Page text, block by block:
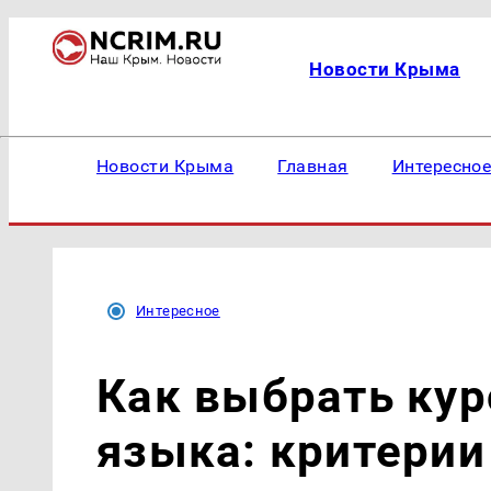
Новости Крыма
Новости Крыма Главная Интересное
Интересное
Как выбрать
языка: